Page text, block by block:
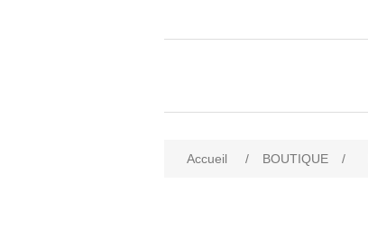
Accueil / BOUTIQUE /